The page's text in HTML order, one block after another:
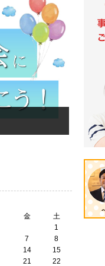
金
土
1
7
8
14
15
21
22